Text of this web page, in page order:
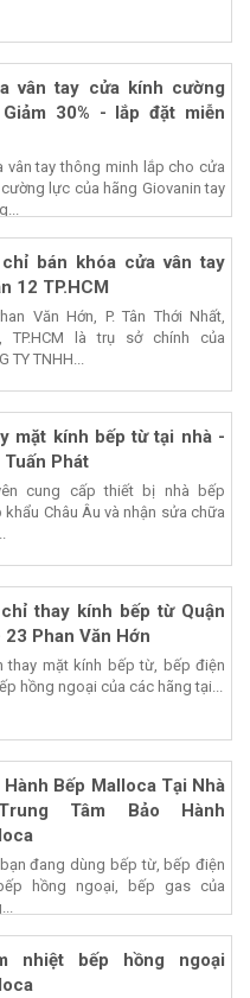
vân tay cửa kính cường
30% - lắp đặt miễn
vân tay thông minh lắp cho cửa
lực của hãng Giovanin tay
bán khóa cửa vân tay
12 TP.HCM
Văn Hớn, P. Tân Thới Nhất,
TP.HCM là trụ sở chính của
TY TNHH...
mặt kính bếp từ tại nhà -
Tuấn Phát
cung cấp thiết bị nhà bếp
khẩu Châu Âu và nhận sửa chữa
thay kính bếp từ Quận
23 Phan Văn Hớn
thay mặt kính bếp từ, bếp điện
hồng ngoại của các hãng tại...
Hành Bếp Malloca Tại Nhà
Tâm Bảo Hành
đang dùng bếp từ, bếp điện
hồng ngoại, bếp gas của
nhiệt bếp hồng ngoại